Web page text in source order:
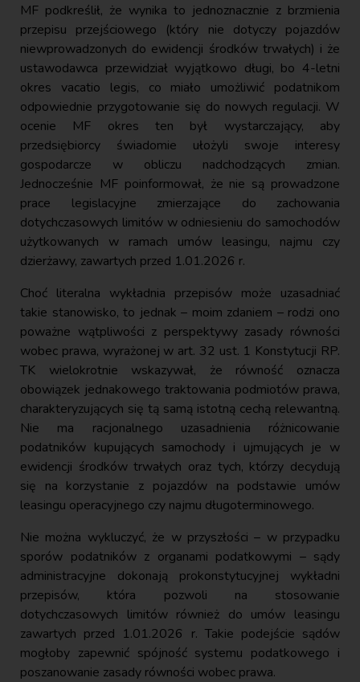
MF podkreślił, że wynika to jednoznacznie z brzmienia
przepisu przejściowego (który nie dotyczy pojazdów
niewprowadzonych do ewidencji środków trwałych) i że
ustawodawca przewidział wyjątkowo długi, bo 4-letni
okres vacatio legis, co miało umożliwić podatnikom
odpowiednie przygotowanie się do nowych regulacji. W
ocenie MF okres ten był wystarczający, aby
przedsiębiorcy świadomie ułożyli swoje interesy
gospodarcze w obliczu nadchodzących zmian.
Jednocześnie MF poinformował, że nie są prowadzone
prace legislacyjne zmierzające do zachowania
dotychczasowych limitów w odniesieniu do samochodów
użytkowanych w ramach umów leasingu, najmu czy
dzierżawy, zawartych przed 1.01.2026 r.
Choć literalna wykładnia przepisów może uzasadniać
takie stanowisko, to jednak – moim zdaniem – rodzi ono
poważne wątpliwości z perspektywy zasady równości
wobec prawa, wyrażonej w art. 32 ust. 1 Konstytucji RP.
TK wielokrotnie wskazywał, że równość oznacza
obowiązek jednakowego traktowania podmiotów prawa,
charakteryzujących się tą samą istotną cechą relewantną.
Nie ma racjonalnego uzasadnienia różnicowanie
podatników kupujących samochody i ujmujących je w
ewidencji środków trwałych oraz tych, którzy decydują
się na korzystanie z pojazdów na podstawie umów
leasingu operacyjnego czy najmu długoterminowego.
Nie można wykluczyć, że w przyszłości – w przypadku
sporów podatników z organami podatkowymi – sądy
administracyjne dokonają prokonstytucyjnej wykładni
przepisów, która pozwoli na stosowanie
dotychczasowych limitów również do umów leasingu
zawartych przed 1.01.2026 r. Takie podejście sądów
mogłoby zapewnić spójność systemu podatkowego i
poszanowanie zasady równości wobec prawa.